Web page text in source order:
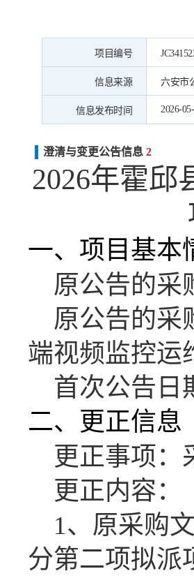
项目编号
信息来源 六安市
信息发布时间 2026-
澄清与变更公告信息 2
2026年霍邱
一、项目基本
原公告的采
原公告的采
端视频监控运
首次公告日
二、更正信息
更正事项：
更正内容：
1、原采购
分第二项拟派